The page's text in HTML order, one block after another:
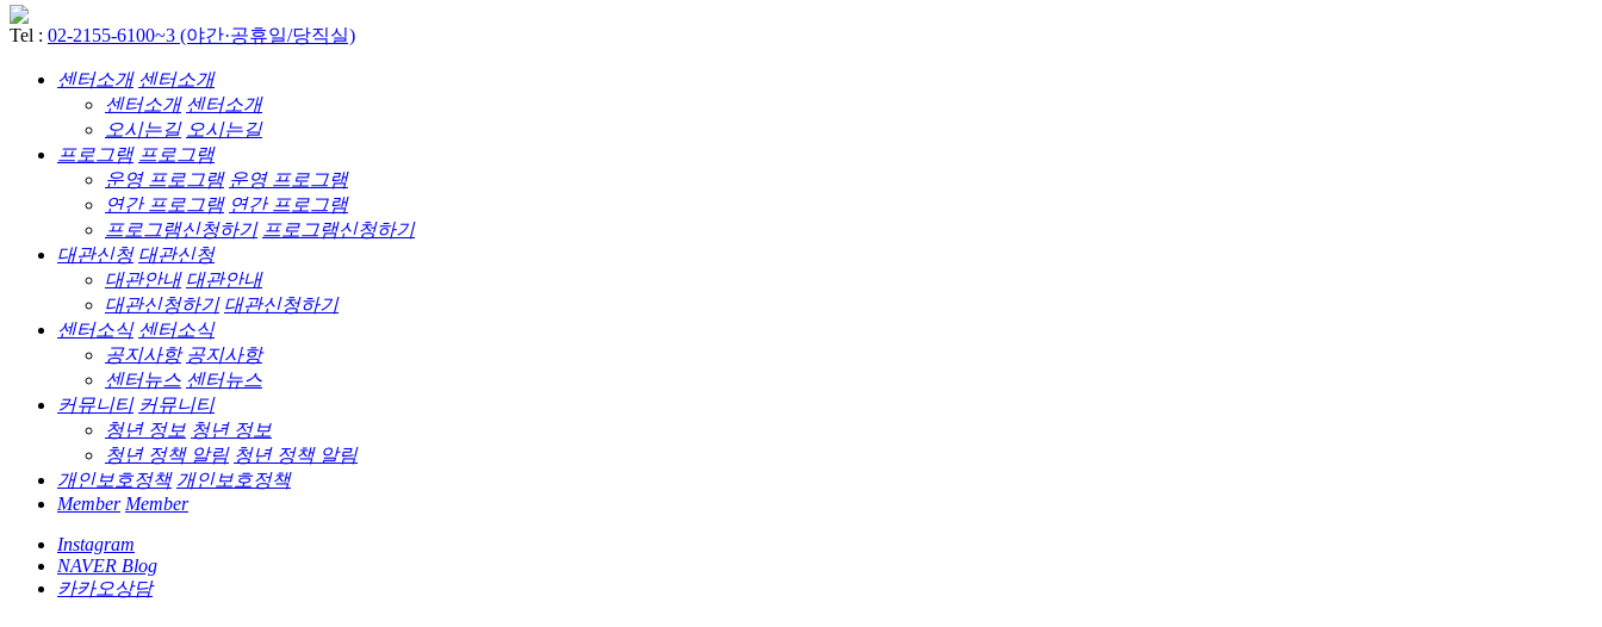
Tel : 02-2155-6100~3 (야간·공휴일/당직실)
센터소개 센터소개
센터소개 센터소개
오시는길 오시는길
프로그램 프로그램
운영 프로그램 운영 프로그램
연간 프로그램 연간 프로그램
프로그램신청하기 프로그램신청하기
대관신청 대관신청
대관안내 대관안내
대관신청하기 대관신청하기
센터소식 센터소식
공지사항 공지사항
센터뉴스 센터뉴스
커뮤니티 커뮤니티
청년 정보 청년 정보
청년 정책 알림 청년 정책 알림
개인보호정책 개인보호정책
Member Member
Instagram
NAVER Blog
카카오상담